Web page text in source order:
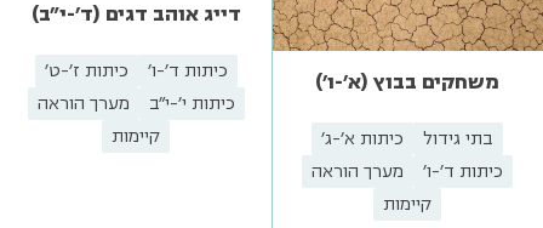
משחקים בבוץ (א'-ו')
בתי גידול
כיתות א'-ג'
כיתות ד'-ו'
מערך הוראה
קיימות
דייג אוהב דגים (ד'-י"ב)
כיתות ד'-ו'
כיתות ז'-ט'
כיתות י'-י"ב
מערך הוראה
קיימות